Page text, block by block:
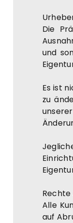
Die
und
Es ist
zu
Alle
auf